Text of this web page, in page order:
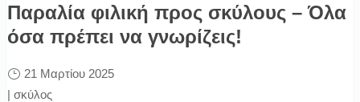
Παραλία φιλική προς σκύλους – Όλα
όσα πρέπει να γνωρίζεις!
21 Μαρτίου 2025
| σκύλος